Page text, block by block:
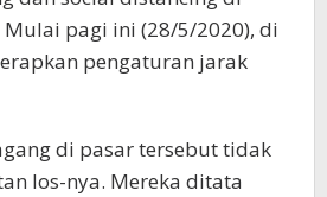
pagi ini (28/5/2020), di
pengaturan jarak
di pasar tersebut tidak
los-nya. Mereka ditata